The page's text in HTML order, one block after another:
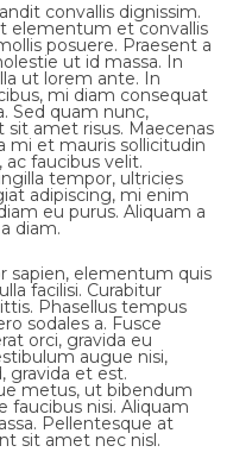
convallis dignissim.
elementum et convallis
posuere. Praesent a
ut id massa. In
ut lorem ante. In
mi diam consequat
Sed quam nunc,
amet risus. Maecenas
mi et mauris sollicitudin
faucibus velit.
tempor, ultricies
adipiscing, mi enim
eu purus. Aliquam a
diam.
sapien, elementum quis
facilisi. Curabitur
Phasellus tempus
sodales a. Fusce
orci, gravida eu
augue nisi,
gravida et est.
metus, ut bibendum
faucibus nisi. Aliquam
Pellentesque at
sit amet nec nisl.